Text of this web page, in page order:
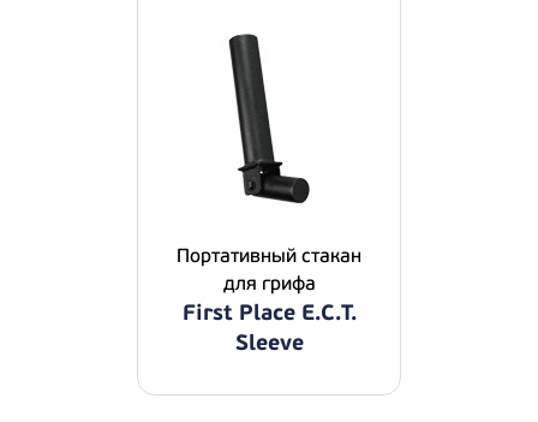
Портативный стакан
для грифа
First Place E.C.T.
Sleeve